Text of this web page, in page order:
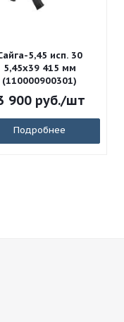
5,45 исп. 30
5,45x39 415 мм
(110000900301)
900руб./шт
Подробнее